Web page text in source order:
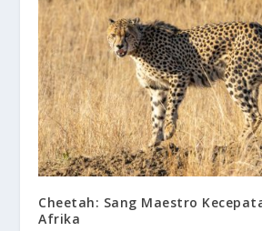
Cheetah: Sang Maestro
Afrika